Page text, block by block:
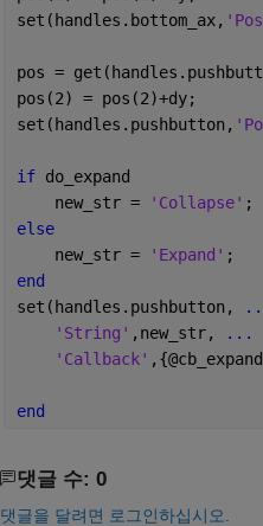
set(handles.bottom_ax,
pos =
pos(2) = pos(2)+dy;
set(handles.pushbutton,
if do_expand
    new_str =
'Collapse' ;
else
    new_str =
'Expand' ;
end
set(handles.pushbutton,
'String' ,new_str,
...
'Callback'
end
댓글 수: 0
댓글을 달려면 로그인하십시오.